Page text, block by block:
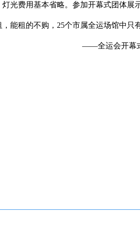
光费用基本省略。参加开幕式团体展
能租的不购，25个市属全运场馆中只
——全运会开幕